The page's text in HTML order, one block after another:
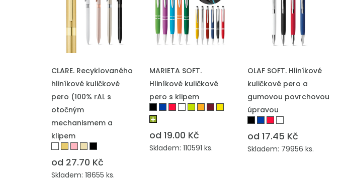
PŘIDAT DO POPTÁVKY
CLARE. Recyklovaného
hliníkové kuličkové
pero (100% rAL s
otočným
mechanismem a
klipem
od 27.70 Kč
Skladem: 18655 ks.
MARIETA SOFT.
Hliníkové kuličkové
pero s klipem
od 19.00 Kč
Skladem: 110591 ks.
PŘIDAT DO POPTÁVKY
OLAF SOFT. Hliníkové
kuličkové pero a
gumovou povrchovou
úpravou
od 17.45 Kč
Skladem: 79956 ks.